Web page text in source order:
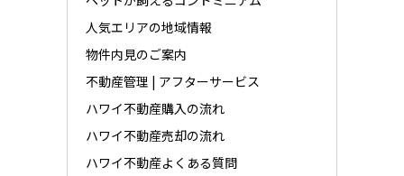
人気エリアの地域情報
物件内見のご案内
不動産管理 | アフターサービス
ハワイ不動産購入の流れ
ハワイ不動産売却の流れ
ハワイ不動産よくある質問